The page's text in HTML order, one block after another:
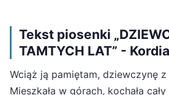
Tekst piosenki
TAMTYCH LAT” -
Wciąż ją pamiętam, dziewczynę
Mieszkała w górach, kochała